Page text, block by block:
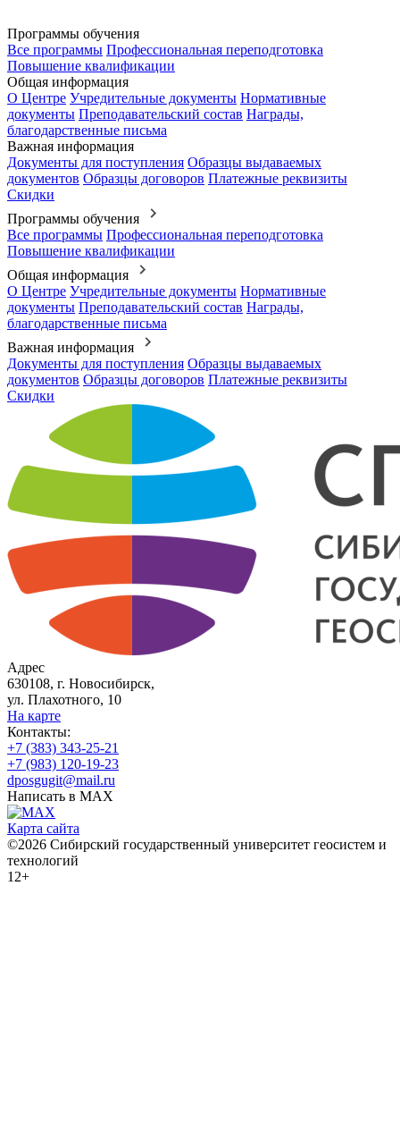
Программы обучения
Все программы Профессиональная переподготовка
Повышение квалификации
Общая информация
О Центре Учредительные документы Нормативные
документы Преподавательский состав Награды,
благодарственные письма
Важная информация
Документы для поступления Образцы выдаваемых
документов Образцы договоров Платежные реквизиты
Скидки
Программы обучения
Все программы Профессиональная переподготовка
Повышение квалификации
Общая информация
О Центре Учредительные документы Нормативные
документы Преподавательский состав Награды,
благодарственные письма
Важная информация
Документы для поступления Образцы выдаваемых
документов Образцы договоров Платежные реквизиты
Скидки
Адрес
630108, г. Новосибирск,
ул. Плахотного, 10
На карте
Контакты:
+7 (383) 343-25-21
+7 (983) 120-19-23
dposgugit@mail.ru
Написать в MAX
Карта сайта
©2026 Сибирский государственный университет геосистем и
технологий
12+